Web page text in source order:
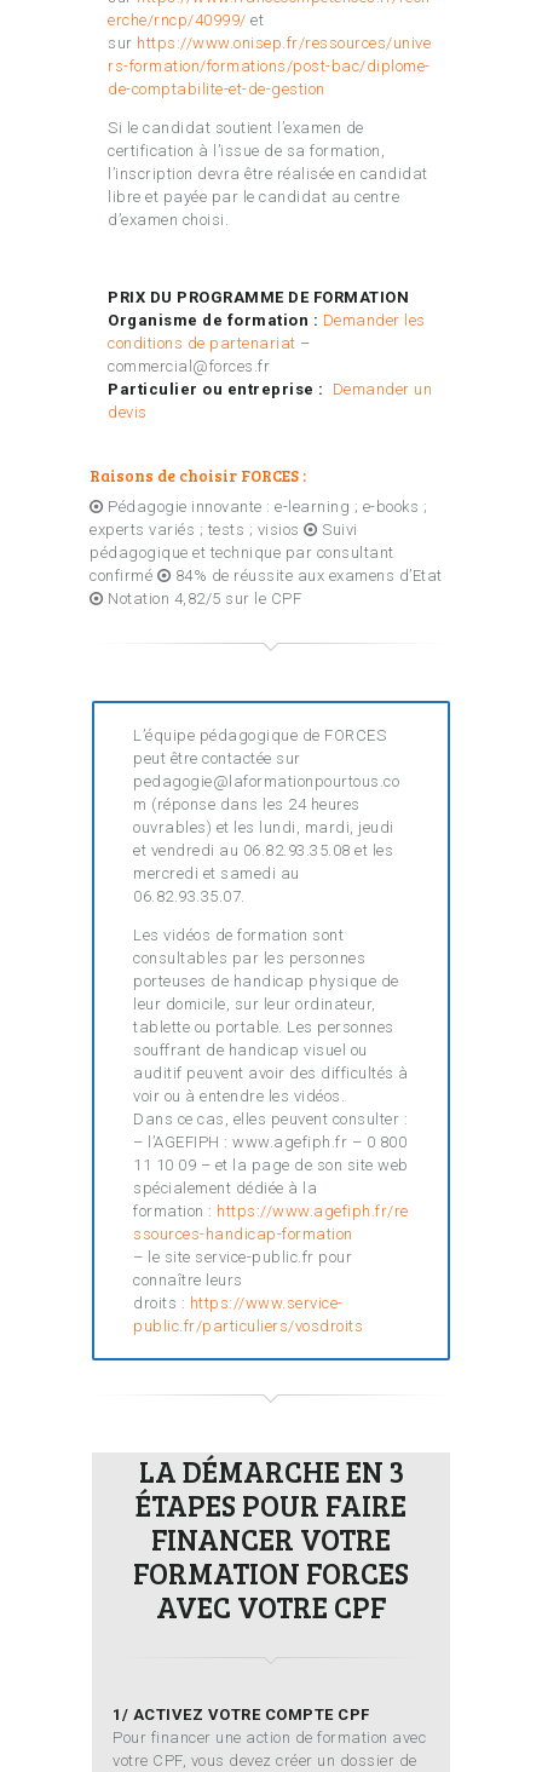
erche/rncp/40999/ et
sur https://www.onisep.fr/ressources/unive
rs-formation/formations/post-bac/diplome-
de-comptabilite-et-de-gestion
Si le candidat soutient l’examen de
certification à l’issue de sa formation,
l’inscription devra être réalisée en candidat
libre et payée par le candidat au centre
d’examen choisi.
PRIX DU PROGRAMME DE FORMATION
Organisme de formation : Demander les
conditions de partenariat –
commercial@forces.fr
Particulier ou entreprise : Demander un
devis
Raisons de choisir FORCES :
Pédagogie innovante : e-learning ; e-books ;
experts variés ; tests ; visios
Suivi
pédagogique et technique par consultant
confirmé
84% de réussite aux examens d’Etat
Notation 4,82/5 sur le CPF
L’équipe pédagogique de FORCES
peut être contactée sur
pedagogie@laformationpourtous.co
m (réponse dans les 24 heures
ouvrables) et les lundi, mardi, jeudi
et vendredi au 06.82.93.35.08 et les
mercredi et samedi au
06.82.93.35.07.
Les vidéos de formation sont
consultables par les personnes
porteuses de handicap physique de
leur domicile, sur leur ordinateur,
tablette ou portable. Les personnes
souffrant de handicap visuel ou
auditif peuvent avoir des difficultés à
voir ou à entendre les vidéos.
Dans ce cas, elles peuvent consulter :
– l’AGEFIPH : www.agefiph.fr – 0 800
11 10 09 – et la page de son site web
spécialement dédiée à la
formation : https://www.agefiph.fr/re
ssources-handicap-formation
– le site service-public.fr pour
connaître leurs
droits : https://www.service-
public.fr/particuliers/vosdroits
LA DÉMARCHE EN 3
ÉTAPES POUR FAIRE
FINANCER VOTRE
FORMATION FORCES
AVEC VOTRE CPF
1/ ACTIVEZ VOTRE COMPTE CPF
Pour financer une action de formation avec
votre CPF, vous devez créer un dossier de